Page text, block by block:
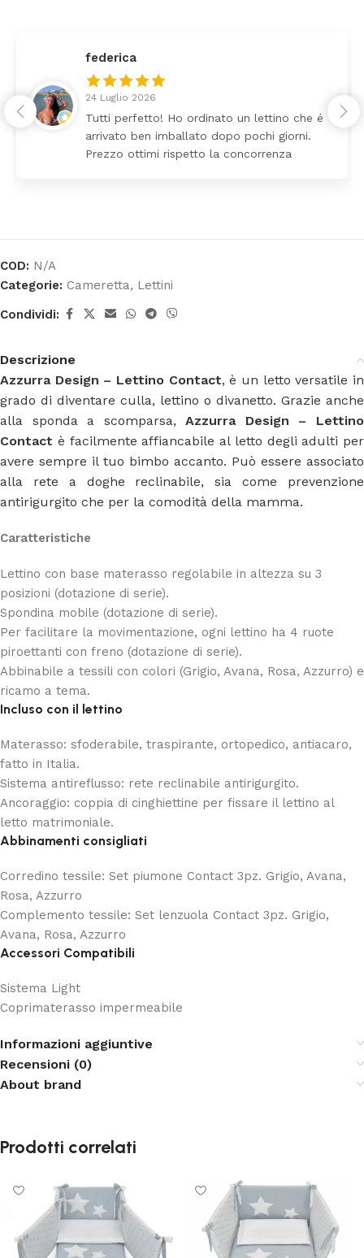
federica
24 Luglio 2026
Tutti perfetto! Ho ordinato un lettino che é
arrivato ben imballato dopo pochi giorni.
Prezzo ottimi rispetto la concorrenza
COD: N/A
Categorie: Cameretta, Lettini
Condividi:
Descrizione
Azzurra Design – Lettino Contact, è un letto versatile in
grado di diventare culla, lettino o divanetto. Grazie anche
alla sponda a scomparsa,Azzurra Design – Lettino
Contact è facilmente affiancabile al letto degli adulti per
avere sempre il tuo bimbo accanto. Può essere associato
alla rete a doghe reclinabile, sia come prevenzione
antirigurgito che per la comodità della mamma.
Caratteristiche
Lettino con base materasso regolabile in altezza su 3
posizioni (dotazione di serie).
Spondina mobile (dotazione di serie).
Per facilitare la movimentazione, ogni lettino ha 4 ruote
piroettanti con freno (dotazione di serie).
Abbinabile a tessili con colori (Grigio, Avana, Rosa, Azzurro) e
ricamo a tema.
Incluso con il lettino
Materasso: sfoderabile, traspirante, ortopedico, antiacaro,
fatto in Italia.
Sistema antireflusso: rete reclinabile antirigurgito.
Ancoraggio: coppia di cinghiettine per fissare il lettino al
letto matrimoniale.
Abbinamenti consigliati
Corredino tessile: Set piumone Contact 3pz. Grigio, Avana,
Rosa, Azzurro
Complemento tessile: Set lenzuola Contact 3pz. Grigio,
Avana, Rosa, Azzurro
Accessori Compatibili
Sistema Light
Coprimaterasso impermeabile
Informazioni aggiuntive
Recensioni (0)
About brand
Prodotti correlati